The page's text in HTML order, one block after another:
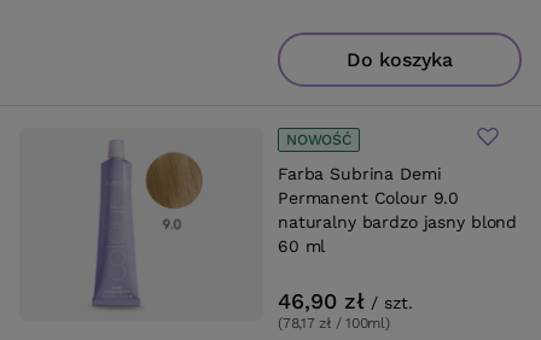
Do koszyka
Farba Subrina Demi
Permanent Colour 9.0
naturalny bardzo jasny blond
60 ml
NOWOŚĆ
46,90 zł / szt.
(78,17 zł / 100ml)